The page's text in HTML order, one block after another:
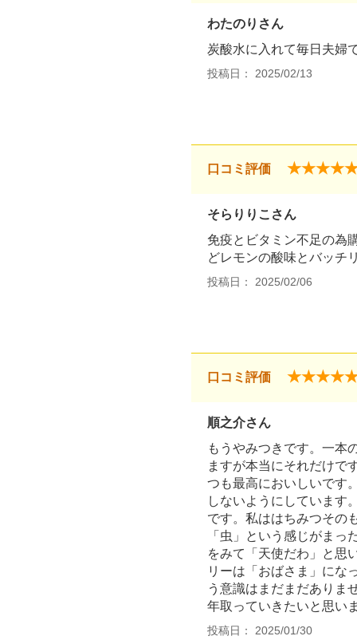
わたのりさん
炭酸水に入れて毎日夫婦
投稿日： 2025/02/13
口コミ評価
そらりりこさん
免疫とビタミン不足の為
どレモンの酸味とバッチ
投稿日： 2025/02/06
口コミ評価
順之介さん
もうやみつきです。一本
ますが本当にそれだけで
つも最高においしいです
しないようにしています
です。私ははちみつその
「虫」という感じがま
をみて「天使だわ」と思
リーは「おばさま」にな
う意識はまだまだありま
年取っていきたいと思い
投稿日： 2025/01/30